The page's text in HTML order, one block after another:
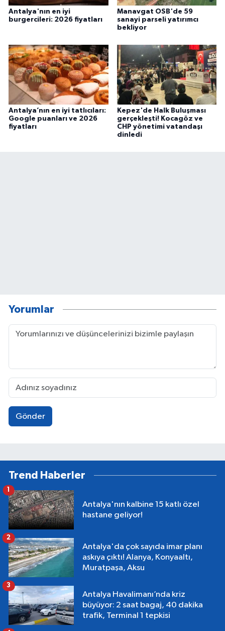
Antalya'nın en iyi
burgercileri: 2026 fiyatları
Manavgat OSB'de 59
sanayi parseli yatırımcı
bekliyor
Antalya’nın en iyi tatlıcıları:
Google puanları ve 2026
fiyatları
Kepez'de Halk Buluşması
gerçekleşti! Kocagöz ve
CHP yönetimi vatandaşı
dinledi
Yorumlar
Gönder
Trend Haberler
Antalya'nın kalbine 15 katlı özel
hastane geliyor!
1
Antalya'da çok sayıda imar planı
askıya çıktı! Alanya, Konyaaltı,
Muratpaşa, Aksu
2
Antalya Havalimanı’nda kriz
büyüyor: 2 saat bagaj, 40 dakika
trafik, Terminal 1 tepkisi
3